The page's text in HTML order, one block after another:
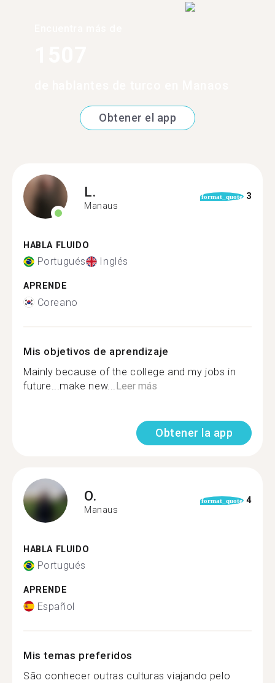
Obtener el app
L.
Manaus
format_quote 3
HABLA FLUIDO
Portugués Inglés
APRENDE
Coreano
Mis objetivos de aprendizaje
Mainly because of the college and my jobs in
future...make new... Leer más
Obtener la app
O.
Manaus
format_quote 4
HABLA FLUIDO
Portugués
APRENDE
Español
Mis temas preferidos
São conhecer outras culturas viajando pelo